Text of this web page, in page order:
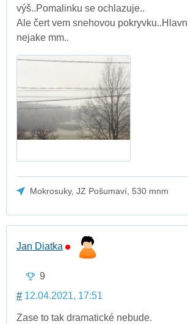
výš..Pomalinku se ochlazuje..
Ale čert vem snehovou
nejake mm..
Mokrosuky, JZ Pošumaví, 530 mnm
Jan Diatka
9
# 12.04.2021, 17:51
Zase to tak dramatické nebude.